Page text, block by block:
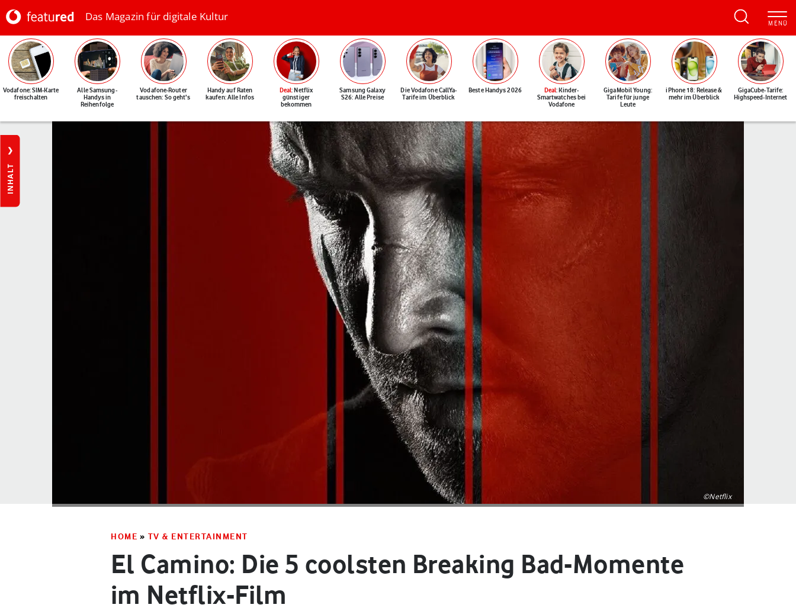
Das Magazin für digitale Kultur
Vodafone: SIM-Karte
freischalten
Alle Samsung-
Handys in
Reihenfolge
Vodafone-Router
tauschen: So geht's
Handy auf Raten
kaufen: Alle Infos
Deal: Netflix
günstiger
bekommen
Samsung Galaxy
S26: Alle Preise
Die Vodafone CallYa-
Tarife im Überblick
Beste Handys 2026 Deal: Kinder-
Smartwatches bei
Vodafone
GigaMobil Young:
Tarife für junge
Leute
iPhone 18: Release &
mehr im Überblick
GigaCube-Tarife:
Highspeed-Internet
INHALT
©Netflix
HOME » TV & ENTERTAINMENT
El Camino: Die 5 coolsten Breaking Bad-Momente
im Netflix-Film